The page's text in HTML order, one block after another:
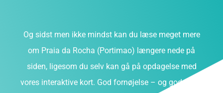
Og sidst men ikke mindst kan du læse meget mere
om Praia da Rocha (Portimao) længere nede på
siden, ligesom du selv kan gå på opdagelse med
vores interaktive kort. God fornøjelse – og god rejse!